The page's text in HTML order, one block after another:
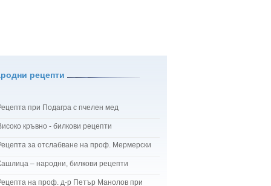
рецепти
при Подагра с пчелен мед
кръвно - билкови рецепти
за отслабване на проф. Мермерски
– народни, билкови рецепти
на проф. д-р Петър Манолов при